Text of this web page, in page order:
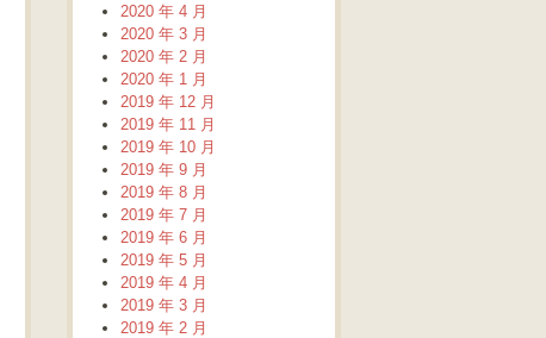
2020 年 4 月
2020 年 3 月
2020 年 2 月
2020 年 1 月
2019 年 12 月
2019 年 11 月
2019 年 10 月
2019 年 9 月
2019 年 8 月
2019 年 7 月
2019 年 6 月
2019 年 5 月
2019 年 4 月
2019 年 3 月
2019 年 2 月